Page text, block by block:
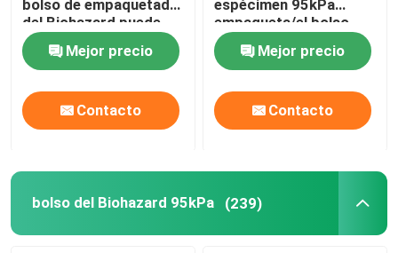
bolso de empaquetado
del Biohazard puede
impresión de encargo
Mejor precio
Contacto
espécimen 95kPa
empaqueta/el bolso
biológico IATA del
peligro aprobado
Mejor precio
Contacto
bolso del Biohazard 95kPa (239)